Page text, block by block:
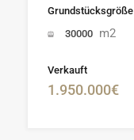
Grundstücksgröße
30000 m2
Verkauft
1.950.000€